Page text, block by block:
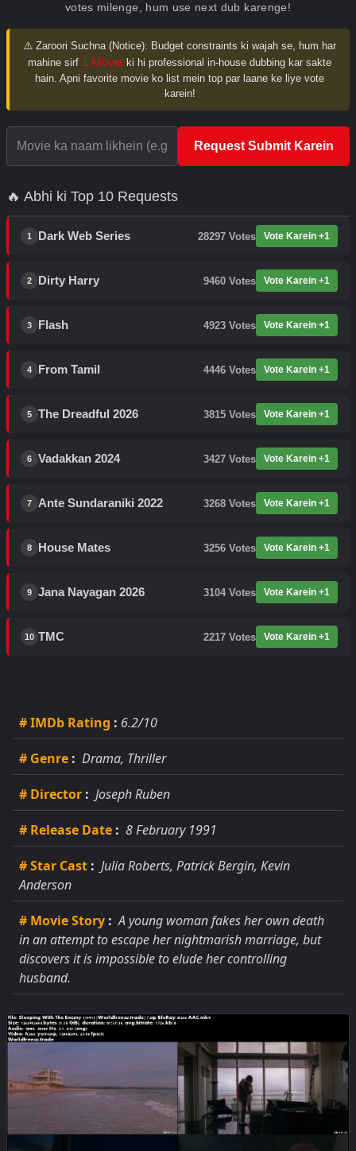
votes milenge, hum use next dub karenge!
⚠️ Zaroori Suchna (Notice): Budget constraints ki wajah se, hum har
mahine sirf 1 Movie ki hi professional in-house dubbing kar sakte
hain. Apni favorite movie ko list mein top par laane ke liye vote
karein!
Request Submit Karein
🔥 Abhi ki Top 10 Requests
1 Dark Web Series 28297 Votes Vote Karein +1
2 Dirty Harry 9460 Votes Vote Karein +1
3 Flash 4923 Votes Vote Karein +1
4 From Tamil 4446 Votes Vote Karein +1
5 The Dreadful 2026 3815 Votes Vote Karein +1
6 Vadakkan 2024 3427 Votes Vote Karein +1
7 Ante Sundaraniki 2022 3268 Votes Vote Karein +1
8 House Mates 3256 Votes Vote Karein +1
9 Jana Nayagan 2026 3104 Votes Vote Karein +1
10 TMC 2217 Votes Vote Karein +1
# IMDb Rating : 6.2/10
# Genre : Drama, Thriller
# Director : Joseph Ruben
# Release Date : 8 February 1991
# Star Cast : Julia Roberts, Patrick Bergin, Kevin
Anderson
# Movie Story : A young woman fakes her own death
in an attempt to escape her nightmarish marriage, but
discovers it is impossible to elude her controlling
husband.